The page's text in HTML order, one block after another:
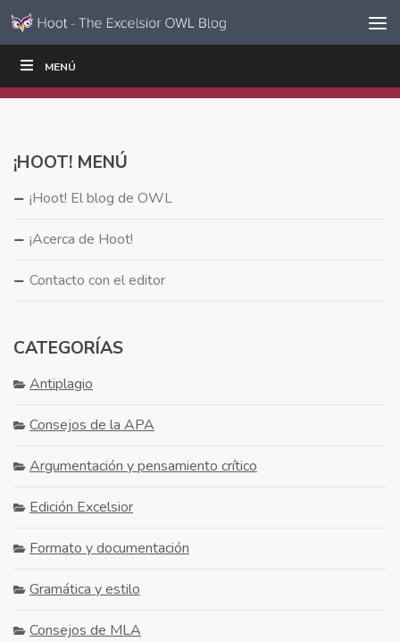
Ir al contenido
navegación
MENÚ
ESCRIBIR
¡HOOT! MENÚ
¡Hoot! El blog de OWL
¡Acerca de Hoot!
Contacto con el editor
CATEGORÍAS
Antiplagio
Consejos de la APA
Argumentación y pensamiento crítico
Edición Excelsior
Formato y documentación
Gramática y estilo
Consejos de MLA